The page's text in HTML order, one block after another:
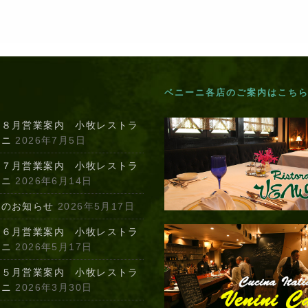
月営業案内 小牧レストラ
2026年7月5日
月営業案内 小牧レストラ
2026年6月14日
お知らせ 2026年5月17日
月営業案内 小牧レストラ
2026年5月17日
月営業案内 小牧レストラ
2026年3月30日
ベニーニ各店のご案内はこちら